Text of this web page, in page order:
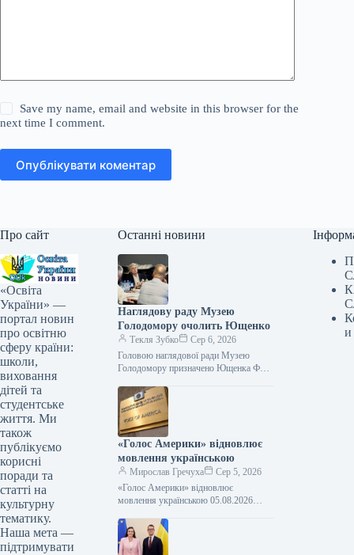
Save my name, email and website in this browser for the
next time I comment.
Опублікувати коментар
Про сайт
«Освіта
України» —
портал новин
про освітню
сферу країни:
школи,
виховання
дітей та
студентське
життя. Ми
також
публікуємо
корисні
поради та
статті на
культурну
тематику.
Наша мета —
підтримувати
Останні новини
Наглядову раду Музею
Голодомору очолить Ющенко
Текля Зубко
Сер 6, 2026
Головою наглядової ради Музею
Голодомору призначено Ющенка Фото
склад Національного музею
Голодомору-геноциду було
сформовано, а ключові…
«Голос Америки» відновлює
мовлення українською
Мирослав Гречуха
Сер 5, 2026
«Голос Америки» відновлює
мовлення українською 05.08.2026
відновлює мовлення українською та
повертає частину працівників
Української редакції до…
и